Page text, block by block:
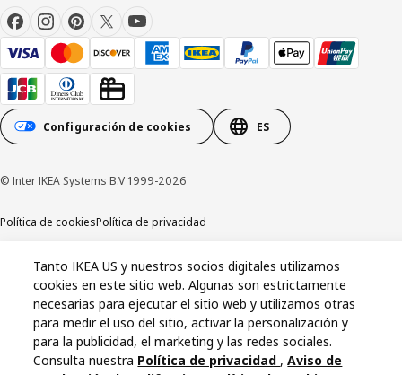
Configuración de cookies ES
© Inter IKEA Systems B.V 1999-2026
Política de cookiesPolítica de privacidad
Tanto IKEA US y nuestros socios digitales utilizamos
cookies en este sitio web. Algunas son estrictamente
necesarias para ejecutar el sitio web y utilizamos otras
para medir el uso del sitio, activar la personalización y
para la publicidad, el marketing y las redes sociales.
Consulta nuestra Política de privacidad ,Aviso de